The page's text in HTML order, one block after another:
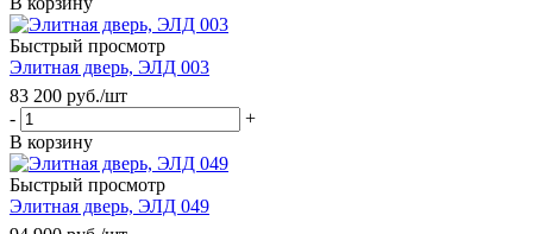
Быстрый просмотр
Элитная дверь, ЭЛД 003
83 200 руб./шт
-
+
В корзину
Быстрый просмотр
Элитная дверь, ЭЛД 049